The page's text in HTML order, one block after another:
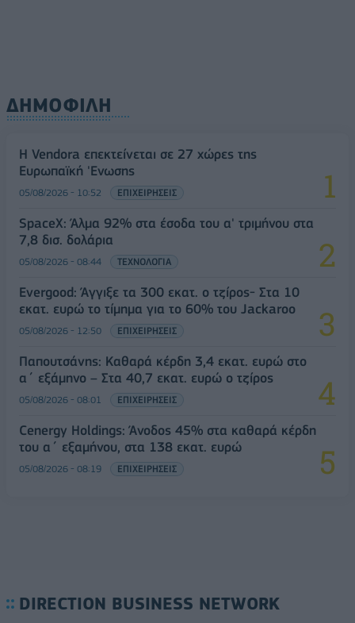
ΔΗΜΟΦΙΛΗ
Η Vendora επεκτείνεται σε 27 χώρες της
Ευρωπαϊκή 'Ενωσης
05/08/2026 - 10:52 ΕΠΙΧΕΙΡΗΣΕΙΣ
SpaceX: Άλμα 92% στα έσοδα του α' τριμήνου στα
7,8 δισ. δολάρια
05/08/2026 - 08:44 ΤΕΧΝΟΛΟΓΙΑ
Evergood: Άγγιξε τα 300 εκατ. ο τζίρος- Στα 10
εκατ. ευρώ το τίμημα για το 60% του Jackaroo
05/08/2026 - 12:50 ΕΠΙΧΕΙΡΗΣΕΙΣ
Παπουτσάνης: Καθαρά κέρδη 3,4 εκατ. ευρώ στο
α΄ εξάμηνο – Στα 40,7 εκατ. ευρώ ο τζίρος
05/08/2026 - 08:01 ΕΠΙΧΕΙΡΗΣΕΙΣ
Cenergy Holdings: Άνοδος 45% στα καθαρά κέρδη
του α΄ εξαμήνου, στα 138 εκατ. ευρώ
05/08/2026 - 08:19 ΕΠΙΧΕΙΡΗΣΕΙΣ
DIRECTION BUSINESS NETWORK